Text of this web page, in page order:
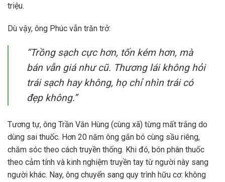
triệu.
Dù vậy, ông Phúc vẫn trăn trở:
“Trồng sạch cực hơn, tốn kém hơn, mà
bán vẫn giá như cũ. Thương lái không hỏi
trái sạch hay không, họ chỉ nhìn trái có
đẹp không.”
Tương tự, ông Trần Văn Hùng (cùng xã) từng mất trắng do
dùng sai thuốc. Hơn 20 năm ông gắn bó cùng sầu riêng,
chăm sóc theo cách truyền thống. Khi đó, bón phân thuốc
theo cảm tính và kinh nghiệm truyền tay từ người này sang
người khác. Nay, ông chuyển sang quy trình hữu cơ: không